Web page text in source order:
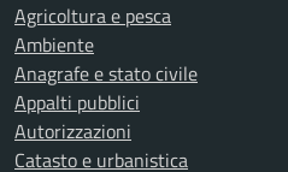
Agricoltura e pesca
Ambiente
Anagrafe e stato civile
Appalti pubblici
Autorizzazioni
Catasto e urbanistica